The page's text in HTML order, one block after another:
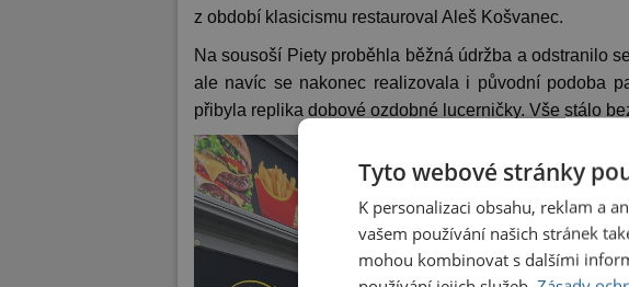
z období klasicismu restauroval Aleš Košvanec.
Na sousoší Piety proběhla běžná údržba a odstranilo
ale navíc se nakonec realizovala i původní podoba
přibyla replika dobové ozdobné lucerničky. Vše stálo
Tyto webové stránky
K personalizaci obsahu, reklam a
vašem používání našich stránek
mohou kombinovat s dalšími